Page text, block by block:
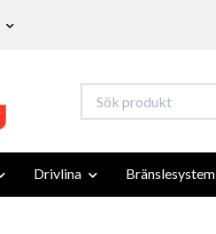
Drivlina Bränslesystem